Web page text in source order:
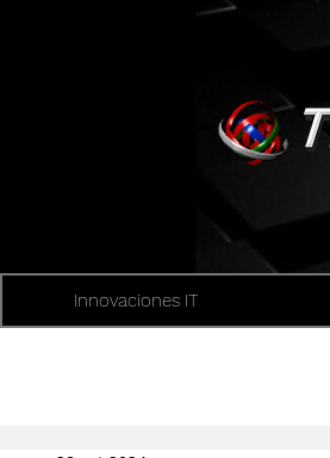
Innovaciones IT